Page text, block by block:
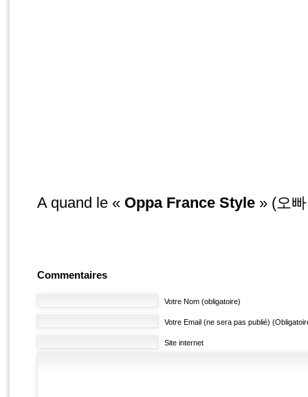
A quand le « Oppa France Style » (오
Commentaires
Votre Nom (obligatoire)
Votre Email (ne sera pas publié)
Site internet